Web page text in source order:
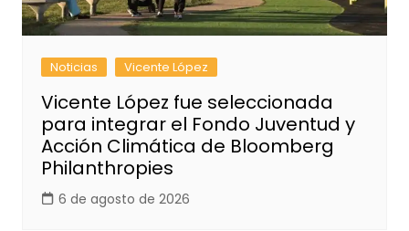
Noticias Vicente López
Vicente López fue seleccionada
para integrar el Fondo Juventud y
Acción Climática de Bloomberg
Philanthropies
6 de agosto de 2026